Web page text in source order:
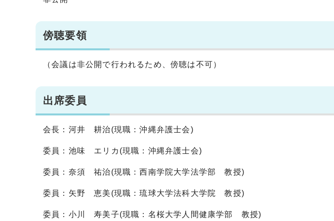
傍聴要領
（会議は非公開で行われるため、傍聴は不可）
出席委員
会長：河井 耕治(現職：沖縄弁護士会)
委員：池味 エリカ(現職：沖縄弁護士会)
委員：奈須 祐治(現職：西南学院大学法学部 教授)
委員：矢野 恵美(現職：琉球大学法科大学院 教授)
委員：小川 寿美子(現職：名桜大学人間健康学部 教授)